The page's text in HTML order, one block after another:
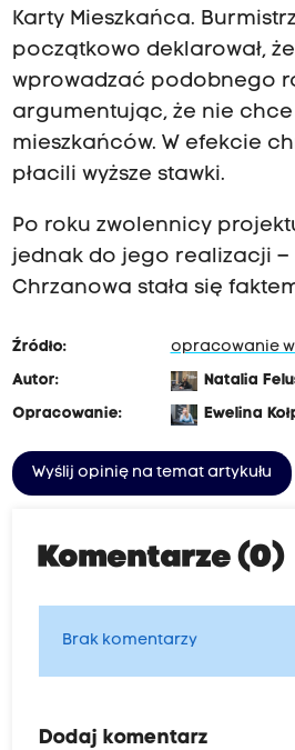
Karty Mieszkańca.
początkowo deklarował,
wprowadzać podobnego
argumentując, że nie
mieszkańców. W efekcie
płacili wyższe stawki.
Po roku zwolennicy
jednak do jego realizacji –
Chrzanowa stała się
Źródło:
opracowanie
Autor:
Natalia
Opracowanie:
Ewelina
Wyślij opinię na temat artykułu
Komentarze (0)
Brak komentarzy
Dodaj komentarz